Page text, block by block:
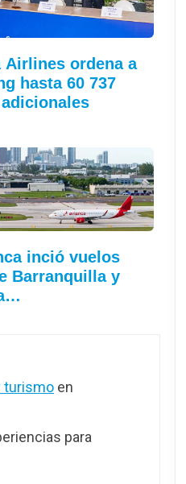
Airlines ordena a
hasta 60 737
adicionales
inció vuelos
Barranquilla y
turismo en
para